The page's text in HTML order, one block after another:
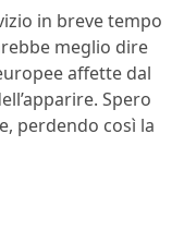
in breve tempo
meglio dire
affette dal
Spero
perdendo così la